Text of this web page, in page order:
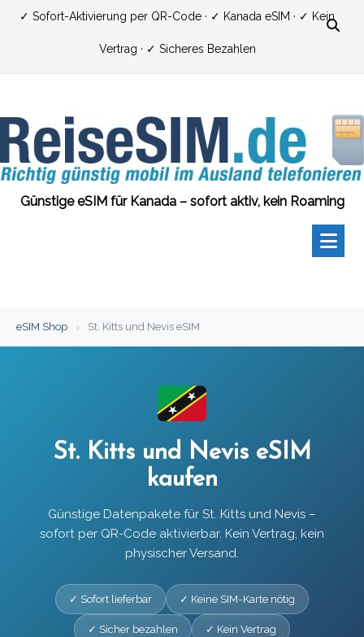
Zum✓ Sofort-Aktivierung per QR-Code · ✓ Kanada eSIM · ✓ Kein
Vertrag · ✓ Sicheres Bezahlen
Günstige eSIM für Kanada – sofort aktiv, kein Roaming
eSIM Shop › St. Kitts und Nevis eSIM
St. Kitts und Nevis eSIM
kaufen
Günstige Datenpakete für St. Kitts und Nevis –
sofort per QR-Code aktivierbar. Kein Vertrag, kein
physischer Versand.
✓ Sofort lieferbar ✓ Keine SIM-Karte nötig
✓ Sicher bezahlen ✓ Kein Vertrag